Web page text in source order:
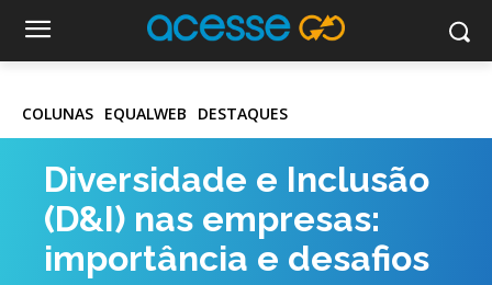
COLUNAS EQUALWEB DESTAQUES
Diversidade e Inclusão
(D&I) nas empresas:
importância e desafios